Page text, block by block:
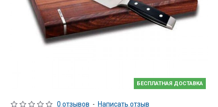
БЕСПЛАТНАЯ ДОСТАВКА
0 отзывов - Написать отзыв